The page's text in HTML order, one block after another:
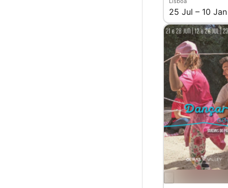
25 Jul – 10 Jan